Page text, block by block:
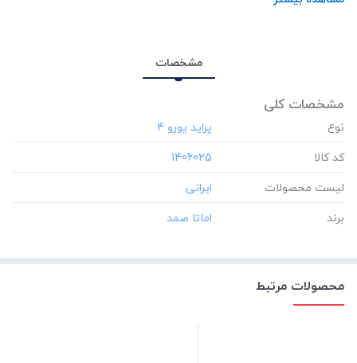
مشخصات
مشخصات کلی
نوع
کد کالا
‎1406025
لیست محصولات
برند
محصولات مرتبط